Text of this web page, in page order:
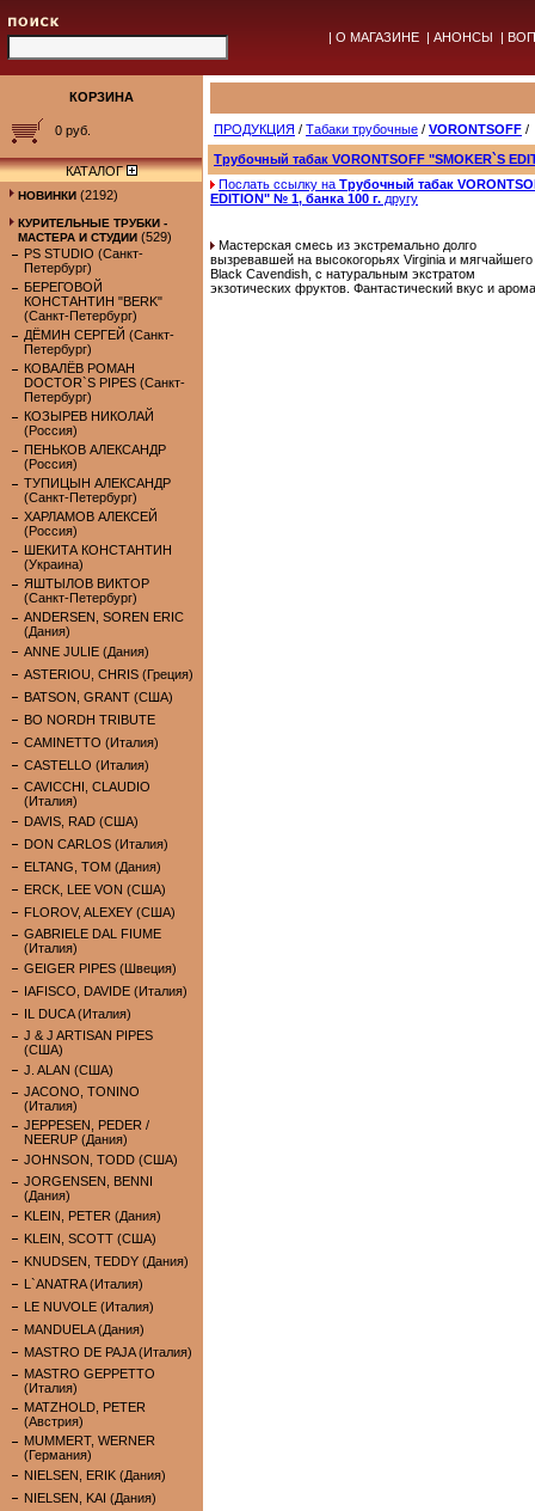
| О МАГАЗИНЕ | АНОНСЫ |
КОРЗИНА
0 руб.
КАТАЛОГ
НОВИНКИ (2192)
КУРИТЕЛЬНЫЕ ТРУБКИ -
МАСТЕРА И СТУДИИ (529)
PS STUDIO (Санкт-
Петербург)
БЕРЕГОВОЙ
КОНСТАНТИН "BERK"
(Санкт-Петербург)
ДЁМИН СЕРГЕЙ (Санкт-
Петербург)
КОВАЛЁВ РОМАН
DOCTOR`S PIPES (Санкт-
Петербург)
КОЗЫРЕВ НИКОЛАЙ
(Россия)
ПЕНЬКОВ АЛЕКСАНДР
(Россия)
ТУПИЦЫН АЛЕКСАНДР
(Санкт-Петербург)
ХАРЛАМОВ АЛЕКСЕЙ
(Россия)
ШЕКИТА КОНСТАНТИН
(Украина)
ЯШТЫЛОВ ВИКТОР
(Санкт-Петербург)
ANDERSEN, SOREN ERIC
(Дания)
ANNE JULIE (Дания)
ASTERIOU, CHRIS (Греция)
BATSON, GRANT (США)
BO NORDH TRIBUTE
CAMINETTO (Италия)
CASTELLO (Италия)
CAVICCHI, CLAUDIO
(Италия)
DAVIS, RAD (США)
DON CARLOS (Италия)
ELTANG, TOM (Дания)
ERCK, LEE VON (США)
FLOROV, ALEXEY (США)
GABRIELE DAL FIUME
(Италия)
GEIGER PIPES (Швеция)
IAFISCO, DAVIDE (Италия)
IL DUCA (Италия)
J & J ARTISAN PIPES
(США)
J. ALAN (США)
JACONO, TONINO
(Италия)
JEPPESEN, PEDER /
NEERUP (Дания)
JOHNSON, TODD (США)
JORGENSEN, BENNI
(Дания)
KLEIN, PETER (Дания)
KLEIN, SCOTT (США)
KNUDSEN, TEDDY (Дания)
L`ANATRA (Италия)
LE NUVOLE (Италия)
MANDUELA (Дания)
MASTRO DE PAJA (Италия)
MASTRO GEPPETTO
(Италия)
MATZHOLD, PETER
(Австрия)
MUMMERT, WERNER
(Германия)
NIELSEN, ERIK (Дания)
NIELSEN, KAI (Дания)
ПРОДУКЦИЯ / Табаки трубочные / VORONTSOFF /
Трубочный табак VORONTSOFF "SMOKER`S
Послать ссылку на Трубочный табак
EDITION" № 1, банка 100 г. другу
Мастерская смесь из экстремально долго
вызревавшей на высокогорьях Virginia и мягчайшего
Black Cavendish, с натуральным экстратом
экзотических фруктов. Фантастический вкус и